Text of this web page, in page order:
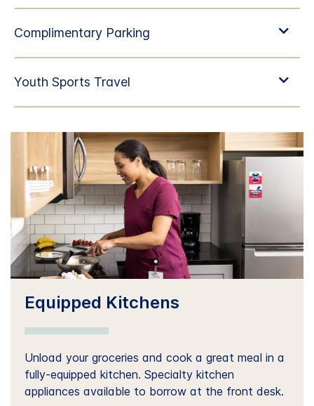
Equipped Kitchens
Unload your groceries and cook a great meal in a
fully-equipped kitchen. Specialty kitchen
appliances available to borrow at the front desk.